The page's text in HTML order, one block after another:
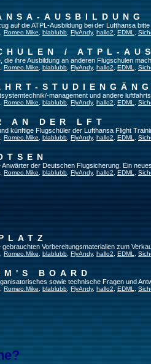
AUSBILDUNG
auf die ATPL-Ausbildung bei der Lufthansa
Romeo.Mike blablubb FlyAndy, hallo2 EDML
/ ATPL-
die ihre Ausbildung an anderen Flugschulen
Romeo.Mike blablubb FlyAndy, hallo2 EDML
management und andere
Romeo.Mike blablubb FlyAndy, hallo2 EDML
AN DER LFT
künftige Flugschüler der Lufthansa Flight
Romeo.Mike blablubb FlyAndy, hallo2 EDML
Anwärter der Deutschen Flugsicherung. Ein
Romeo.Mike blablubb FlyAndy, hallo2 EDML
Vorbereitungsmaterialien zum
Romeo.Mike blablubb FlyAndy, hallo2 EDML
BOARD
sowie technische Fragen und
Romeo.Mike blablubb FlyAndy, hallo2 EDML